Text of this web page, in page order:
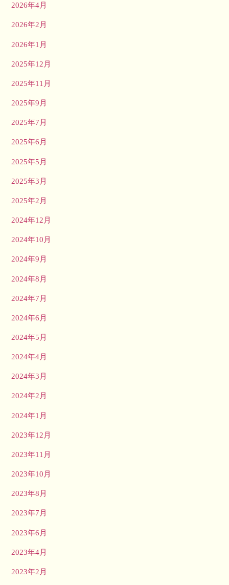
2026年4月
2026年2月
2026年1月
2025年12月
2025年11月
2025年9月
2025年7月
2025年6月
2025年5月
2025年3月
2025年2月
2024年12月
2024年10月
2024年9月
2024年8月
2024年7月
2024年6月
2024年5月
2024年4月
2024年3月
2024年2月
2024年1月
2023年12月
2023年11月
2023年10月
2023年8月
2023年7月
2023年6月
2023年4月
2023年2月